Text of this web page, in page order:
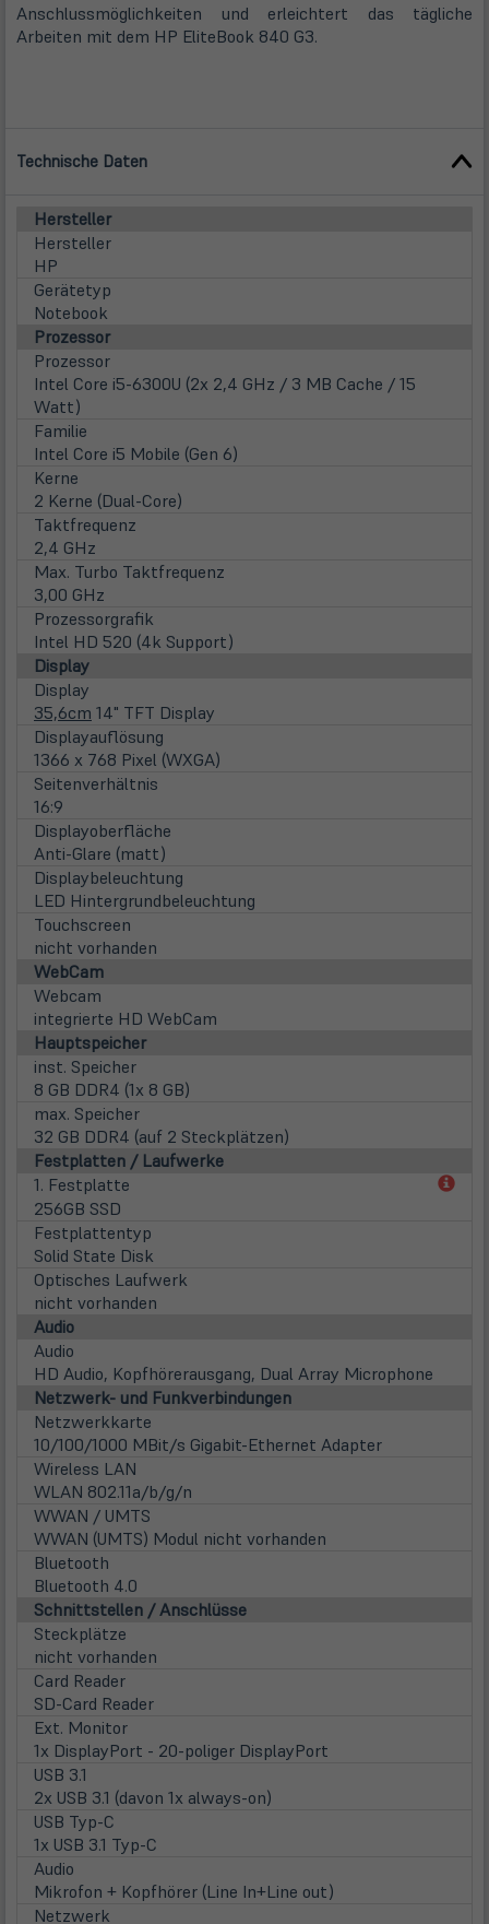
Anschlussmöglichkeiten und erleichtert das tägliche
Arbeiten mit dem HP EliteBook 840 G3.
Technische Daten
Hersteller
Hersteller
HP
Gerätetyp
Notebook
Prozessor
Prozessor
Intel Core i5-6300U (2x 2,4 GHz / 3 MB Cache / 15
Watt)
Familie
Intel Core i5 Mobile (Gen 6)
Kerne
2 Kerne (Dual-Core)
Taktfrequenz
2,4 GHz
Max. Turbo Taktfrequenz
3,00 GHz
Prozessorgrafik
Intel HD 520 (4k Support)
Display
Display
35,6cm 14" TFT Display
Displayauflösung
1366 x 768 Pixel (WXGA)
Seitenverhältnis
16:9
Displayoberfläche
Anti-Glare (matt)
Displaybeleuchtung
LED Hintergrundbeleuchtung
Touchscreen
nicht vorhanden
WebCam
Webcam
integrierte HD WebCam
Hauptspeicher
inst. Speicher
8 GB DDR4 (1x 8 GB)
max. Speicher
32 GB DDR4 (auf 2 Steckplätzen)
Festplatten / Laufwerke
1. Festplatte
256GB SSD
Festplattentyp
Solid State Disk
Optisches Laufwerk
nicht vorhanden
Audio
Audio
HD Audio, Kopfhörerausgang, Dual Array Microphone
Netzwerk- und Funkverbindungen
Netzwerkkarte
10/100/1000 MBit/s Gigabit-Ethernet Adapter
Wireless LAN
WLAN 802.11a/b/g/n
WWAN / UMTS
WWAN (UMTS) Modul nicht vorhanden
Bluetooth
Bluetooth 4.0
Schnittstellen / Anschlüsse
Steckplätze
nicht vorhanden
Card Reader
SD-Card Reader
Ext. Monitor
1x DisplayPort - 20-poliger DisplayPort
USB 3.1
2x USB 3.1 (davon 1x always-on)
USB Typ-C
1x USB 3.1 Typ-C
Audio
Mikrofon + Kopfhörer (Line In+Line out)
Netzwerk